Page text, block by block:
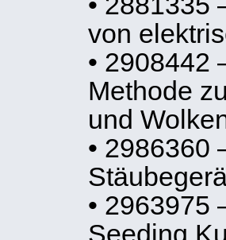
von
• 2908442
Methode
und
• 2986360
• 2963975